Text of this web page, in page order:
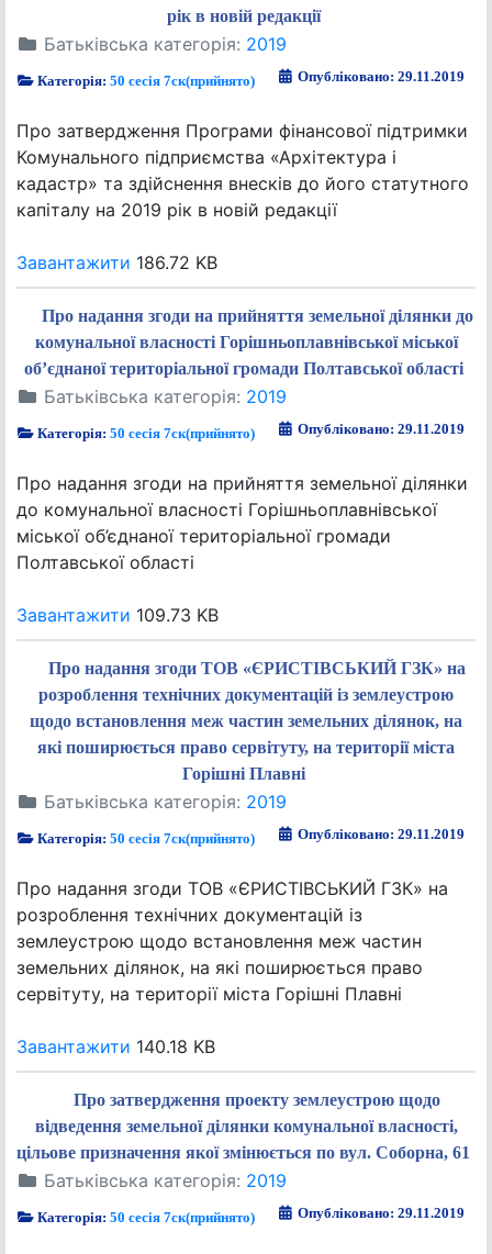
рік в новій редакції
Батьківська категорія: 2019
Категорія:50 сесія 7ск(прийнято) Опубліковано: 29.11.2019
Про затвердження Програми фінансової підтримки
Комунального підприємства «Архітектура і
кадастр» та здійснення внесків до його статутного
капіталу на 2019 рік в новій редакції
Завантажити 186.72 KB
Про надання згоди на прийняття земельної ділянки до
комунальної власності Горішньоплавнівської міської
об’єднаної територіальної громади Полтавської області
Батьківська категорія: 2019
Категорія:50 сесія 7ск(прийнято) Опубліковано: 29.11.2019
Про надання згоди на прийняття земельної ділянки
до комунальної власності Горішньоплавнівської
міської об’єднаної територіальної громади
Полтавської області
Завантажити 109.73 KB
Про надання згоди ТОВ «ЄРИСТІВСЬКИЙ ГЗК» на
розроблення технічних документацій із землеустрою
щодо встановлення меж частин земельних ділянок, на
які поширюється право сервітуту, на території міста
Горішні Плавні
Батьківська категорія: 2019
Категорія:50 сесія 7ск(прийнято) Опубліковано: 29.11.2019
Про надання згоди ТОВ «ЄРИСТІВСЬКИЙ ГЗК» на
розроблення технічних документацій із
землеустрою щодо встановлення меж частин
земельних ділянок, на які поширюється право
сервітуту, на території міста Горішні Плавні
Завантажити 140.18 KB
Про затвердження проекту землеустрою щодо
відведення земельної ділянки комунальної власності,
цільове призначення якої змінюється по вул. Соборна, 61
Батьківська категорія: 2019
Категорія:50 сесія 7ск(прийнято) Опубліковано: 29.11.2019